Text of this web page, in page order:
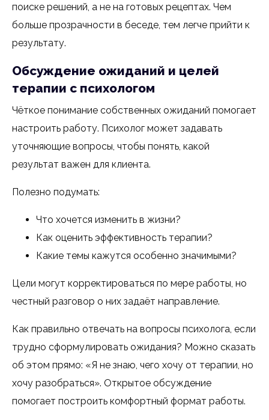
поиске решений, а не на готовых рецептах. Чем
больше прозрачности в беседе, тем легче прийти к
результату.
Обсуждение ожиданий и целей
терапии с психологом
Чёткое понимание собственных ожиданий помогает
настроить работу. Психолог может задавать
уточняющие вопросы, чтобы понять, какой
результат важен для клиента.
Полезно подумать:
Что хочется изменить в жизни?
Как оценить эффективность терапии?
Какие темы кажутся особенно значимыми?
Цели могут корректироваться по мере работы, но
честный разговор о них задаёт направление.
Как правильно отвечать на вопросы психолога, если
трудно сформулировать ожидания? Можно сказать
об этом прямо: «Я не знаю, чего хочу от терапии, но
хочу разобраться». Открытое обсуждение
помогает построить комфортный формат работы.